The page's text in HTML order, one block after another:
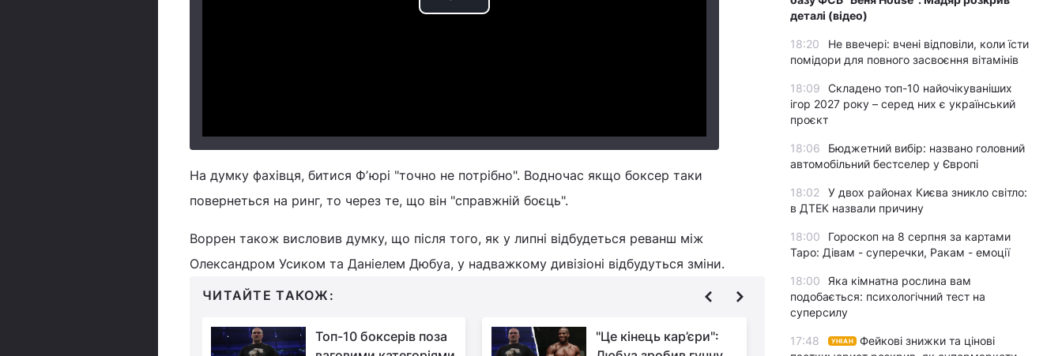
Play
На думку фахівця, битися Фʼюрі "точно не потрібно". Водночас якщо боксер таки
повернеться на ринг, то через те, що він "справжній боєць".
Воррен також висловив думку, що після того, як у липні відбудеться реванш між
Олександром Усиком та Даніелем Дюбуа, у надважкому дивізіоні відбудуться зміни.
ЧИТАЙТЕ ТАКОЖ:
Топ-10 боксерів поза
"Це кінець кар’єри":
Усик заговорив про
деталі (відео)
18:20
Не ввечері: вчені відповіли, коли їсти
помідори для повного засвоєння вітамінів
18:09
Складено топ-10 найочікуваніших
ігор 2027 року – серед них є український
проєкт
18:06
Бюджетний вибір: названо головний
автомобільний бестселер у Європі
18:02
У двох районах Києва зникло світло:
в ДТЕК назвали причину
18:00
Гороскоп на 8 серпня за картами
Таро: Дівам - суперечки, Ракам - емоції
18:00
Яка кімнатна рослина вам
подобається: психологічний тест на
суперсилу
17:48 УНІАН
Фейкові знижки та цінові